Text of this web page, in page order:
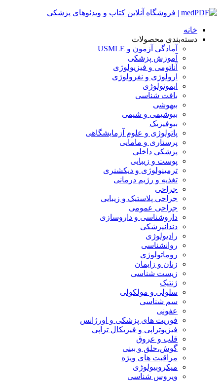
خانه
دسته‌بندی محصولات
آمادگی آزمون و USMLE
آموزش پزشکی
آناتومی و فیزیولوژی
ارولوژی و نفرولوژی
ایمونولوژی
بافت شناسی
بیهوشی
بیوشیمی و شیمی
بیوفیزیک
پاتولوژی و علوم آزمایشگاهی
پرستاری و مامایی
پزشکی داخلی
پوست و زیبایی
ترمینولوژی و دیکشنری
تغذیه و رژیم درمانی
جراحی
جراحی پلاستیک و زیبایی
جراحی عمومی
داروشناسی و داروسازی
دندانپزشکی
رادیولوژی
روانشناسی
روماتولوژی
زنان و زایمان
زیست شناسی
ژنتیک
سلولی و مولکولی
سم شناسی
عفونی
فوریت های پزشکی و اورژانس
فیزیوتراپی و فیزیکال تراپی
قلب و عروق
گوش،حلق و بینی
مراقبت های ویژه
میکروبیولوژی
ویروس شناسی